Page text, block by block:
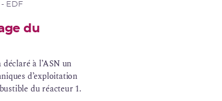
EDF
du
à l’ASN un
d’exploitation
du réacteur 1.